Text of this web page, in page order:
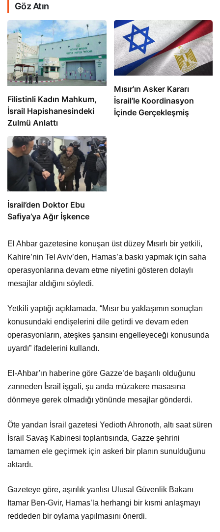
Göz Atın
Filistinli Kadın Mahkum,
İsrail Hapishanesindeki
Zulmü Anlattı
Mısır’ın Asker Kararı
İsrail’le Koordinasyon
İçinde Gerçekleşmiş
İsrail’den Doktor Ebu
Safiya’ya Ağır İşkence
El Ahbar gazetesine konuşan üst düzey Mısırlı bir yetkili,
Kahire’nin Tel Aviv’den, Hamas’a baskı yapmak için saha
operasyonlarına devam etme niyetini gösteren dolaylı
mesajlar aldığını söyledi.
Yetkili yaptığı açıklamada, “Mısır bu yaklaşımın sonuçları
konusundaki endişelerini dile getirdi ve devam eden
operasyonların, ateşkes şansını engelleyeceği konusunda
uyardı” ifadelerini kullandı.
El-Ahbar’ın haberine göre Gazze’de başarılı olduğunu
zanneden İsrail işgali, şu anda müzakere masasına
dönmeye gerek olmadığı yönünde mesajlar gönderdi.
Öte yandan İsrail gazetesi Yedioth Ahronoth, altı saat süren
İsrail Savaş Kabinesi toplantısında, Gazze şehrini
tamamen ele geçirmek için askeri bir planın sunulduğunu
aktardı.
Gazeteye göre, aşırılık yanlısı Ulusal Güvenlik Bakanı
Itamar Ben-Gvir, Hamas’la herhangi bir kısmi anlaşmayı
reddeden bir oylama yapılmasını önerdi.